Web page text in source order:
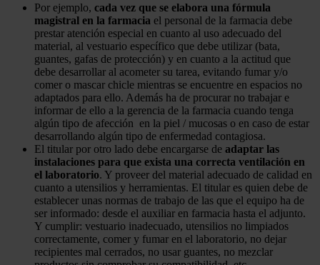
Por ejemplo, cada vez que se elabora una fórmula
magistral en la farmacia el personal de la farmacia debe
prestar atención especial en cuanto al uso adecuado del
material, al vestuario específico que debe utilizar (bata,
guantes, gafas de protección) y en cuanto a la actitud que
debe desarrollar al acometer su tarea, evitando fumar y/o
comer o mascar chicle mientras se encuentre en espacios no
adaptados para ello. Además ha de procurar no trabajar e
informar de ello a la gerencia de la farmacia cuando tenga
algún tipo de afección en la piel / mucosas o en caso de estar
desarrollando algún tipo de enfermedad contagiosa.
El titular por otro lado debe encargarse de adaptar las
instalaciones para que exista una correcta ventilación en
el laboratorio. Y proveer del material adecuado de calidad en
cuanto a utensilios y herramientas. El titular es quien debe de
establecer unas normas de trabajo de las que el equipo ha de
ser informado: desde el auxiliar en farmacia hasta el adjunto.
Y cumplir: vestuario inadecuado, utensilios no limpiados
correctamente, comer y fumar en el laboratorio, no dejar
recipientes mal cerrados, no usar guantes, no mezclar